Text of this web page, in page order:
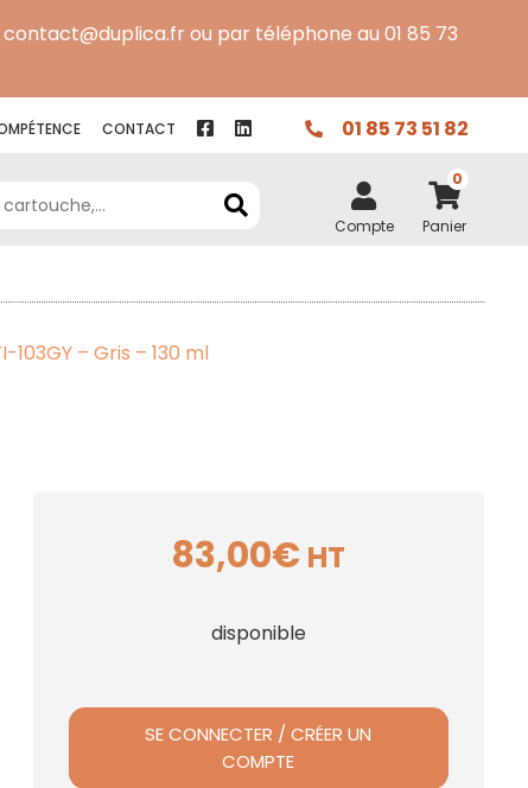
ou par téléphone au 01 85 73
CONTACT 01 85 73 51 82
Compte
Panier
0
– Gris – 130 ml
83,00€ HT
disponible
SE CONNECTER / CRÉER UN
COMPTE